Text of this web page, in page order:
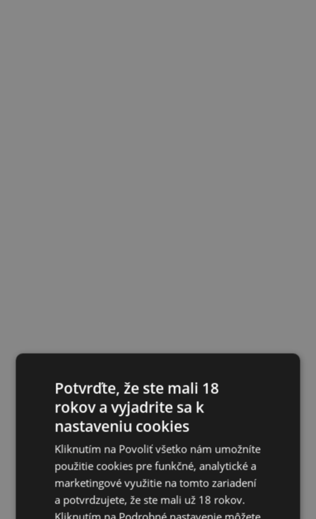
Potvrďte, že ste mali 18
rokov a vyjadrite sa k
nastaveniu cookies
Kliknutím na Povoliť všetko nám umožníte
použitie cookies pre funkčné, analytické a
marketingové využitie na tomto zariadení
a potvrdzujete, že ste mali už 18 rokov.